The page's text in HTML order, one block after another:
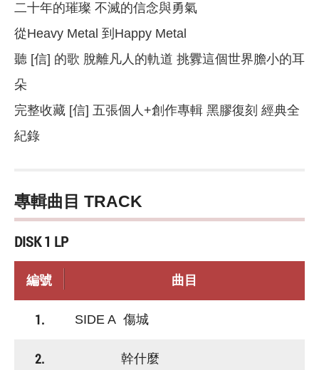
二十年的璀璨 不滅的信念與勇氣
從Heavy Metal 到Happy Metal
聽 [信] 的歌 脫離凡人的軌道 挑釁這個世界膽小的耳
朵
完整收藏 [信] 五張個人+創作專輯 黑膠復刻 經典全
紀錄
專輯曲目 TRACK
DISK 1 LP
編號 曲目
1. SIDE A 傷城
2. 幹什麼